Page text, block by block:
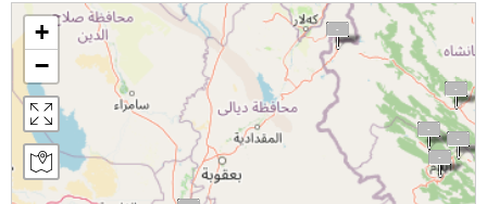
+
−